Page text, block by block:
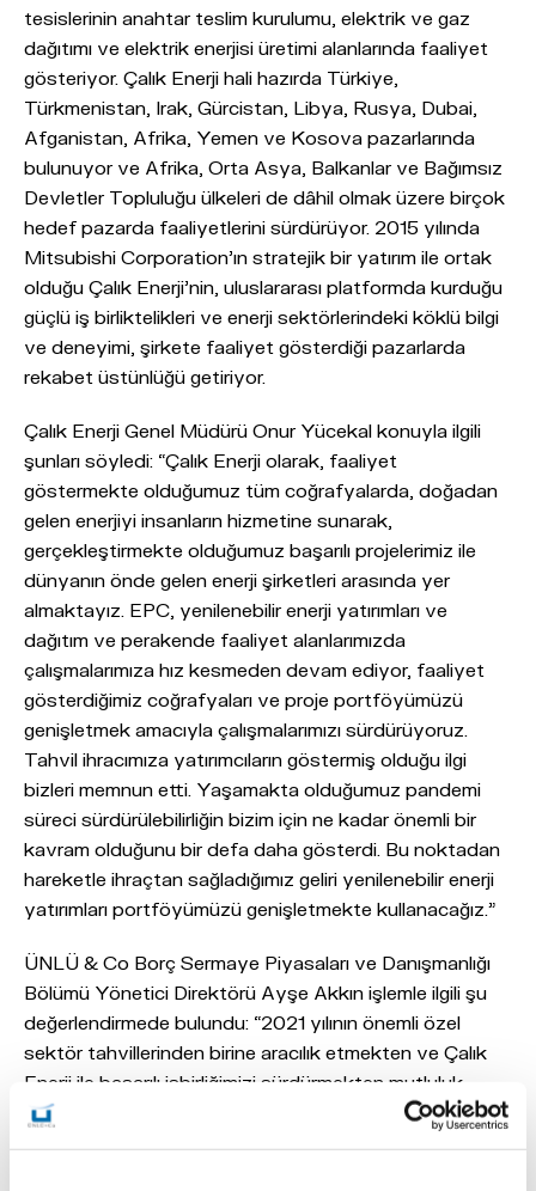
tesislerinin anahtar teslim kurulumu, elektrik ve gaz
dağıtımı ve elektrik enerjisi üretimi alanlarında faaliyet
gösteriyor. Çalık Enerji hali hazırda Türkiye,
Türkmenistan, Irak, Gürcistan, Libya, Rusya, Dubai,
Afganistan, Afrika, Yemen ve Kosova pazarlarında
bulunuyor ve Afrika, Orta Asya, Balkanlar ve Bağımsız
Devletler Topluluğu ülkeleri de dâhil olmak üzere birçok
hedef pazarda faaliyetlerini sürdürüyor. 2015 yılında
Mitsubishi Corporation’ın stratejik bir yatırım ile ortak
olduğu Çalık Enerji’nin, uluslararası platformda kurduğu
güçlü iş birliktelikleri ve enerji sektörlerindeki köklü bilgi
ve deneyimi, şirkete faaliyet gösterdiği pazarlarda
rekabet üstünlüğü getiriyor.
Çalık Enerji Genel Müdürü Onur Yücekal konuyla ilgili
şunları söyledi: “Çalık Enerji olarak, faaliyet
göstermekte olduğumuz tüm coğrafyalarda, doğadan
gelen enerjiyi insanların hizmetine sunarak,
gerçekleştirmekte olduğumuz başarılı projelerimiz ile
dünyanın önde gelen enerji şirketleri arasında yer
almaktayız. EPC, yenilenebilir enerji yatırımları ve
dağıtım ve perakende faaliyet alanlarımızda
çalışmalarımıza hız kesmeden devam ediyor, faaliyet
gösterdiğimiz coğrafyaları ve proje portföyümüzü
genişletmek amacıyla çalışmalarımızı sürdürüyoruz.
Tahvil ihracımıza yatırımcıların göstermiş olduğu ilgi
bizleri memnun etti. Yaşamakta olduğumuz pandemi
süreci sürdürülebilirliğin bizim için ne kadar önemli bir
kavram olduğunu bir defa daha gösterdi. Bu noktadan
hareketle ihraçtan sağladığımız geliri yenilenebilir enerji
yatırımları portföyümüzü genişletmekte kullanacağız.”
ÜNLÜ & Co Borç Sermaye Piyasaları ve Danışmanlığı
Bölümü Yönetici Direktörü Ayşe Akkın işlemle ilgili şu
değerlendirmede bulundu: “2021 yılının önemli özel
sektör tahvillerinden birine aracılık etmekten ve Çalık
Enerji ile başarılı işbirliğimizi sürdürmekten mutluluk
duyuyoruz. Çalık Enerji’nin sağlam bilanço yapısı ve